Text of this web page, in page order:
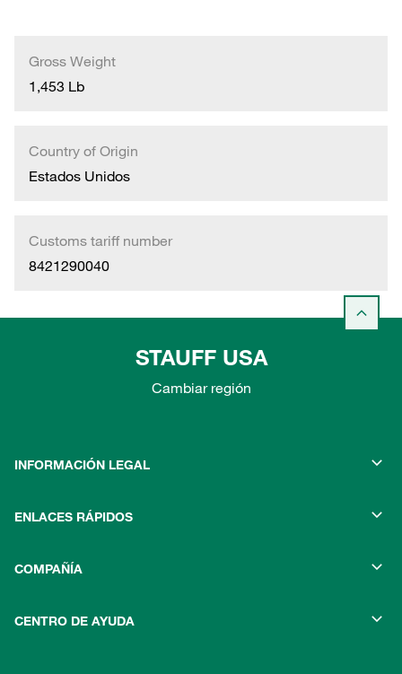
Gross Weight
1,453 Lb
Country of Origin
Estados Unidos
Customs tariff number
8421290040
STAUFF USA
Cambiar región
INFORMACIÓN LEGAL
ENLACES RÁPIDOS
COMPAÑÍA
CENTRO DE AYUDA